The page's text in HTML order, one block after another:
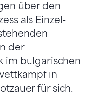
über den
als Einzel-
der
im bulgarischen
in
für sich.